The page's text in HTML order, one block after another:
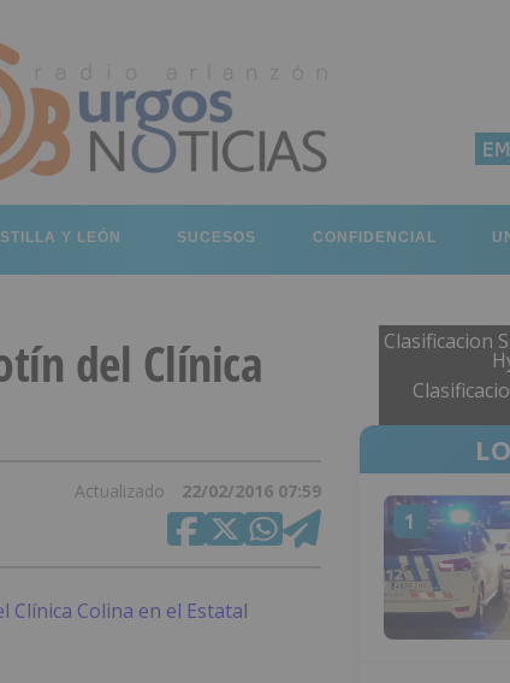
Y LEÓN SUCESOS CONFIDENCIAL
del Clínica
Actualizado 22/02/2016 07:59
Clasificacion
1